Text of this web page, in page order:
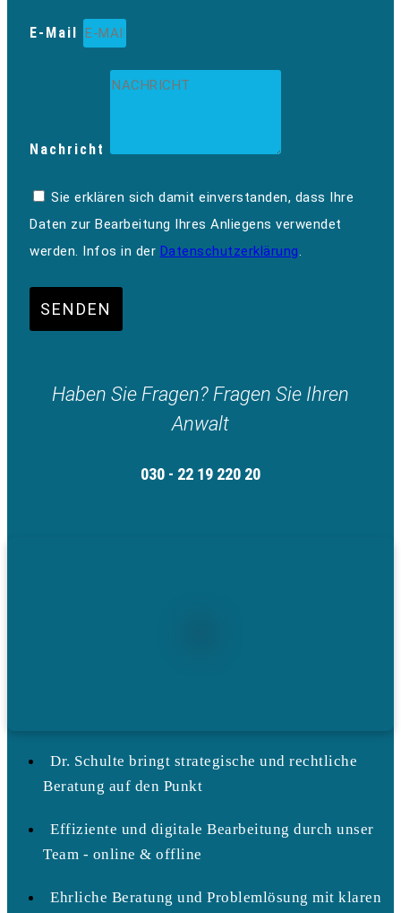
E-Mail
Nachricht
Sie erklären sich damit einverstanden, dass Ihre
Daten zur Bearbeitung Ihres Anliegens verwendet
werden. Infos in der Datenschutzerklärung.
SENDEN
Haben Sie Fragen? Fragen Sie Ihren
Anwalt
030 - 22 19 220 20
Dr. Schulte bringt strategische und rechtliche
Beratung auf den Punkt
Effiziente und digitale Bearbeitung durch unser
Team - online & offline
Ehrliche Beratung und Problemlösung mit klaren